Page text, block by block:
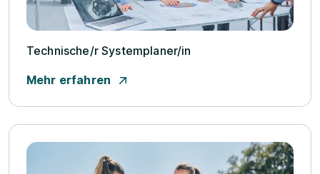
Technische/­r Systemplaner/­in
Mehr erfahren